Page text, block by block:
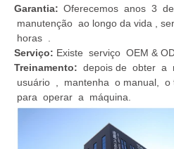
Garantia: Oferecemos anos 3
manutenção ao longo da vida ,
horas .
Serviço: Existe serviço OEM &
Treinamento: depois de obter a
usuário , mantenha o manual, o
para operar a máquina.